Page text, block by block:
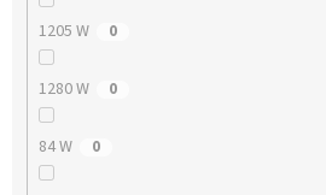
1205 W 0
1280 W 0
84 W 0